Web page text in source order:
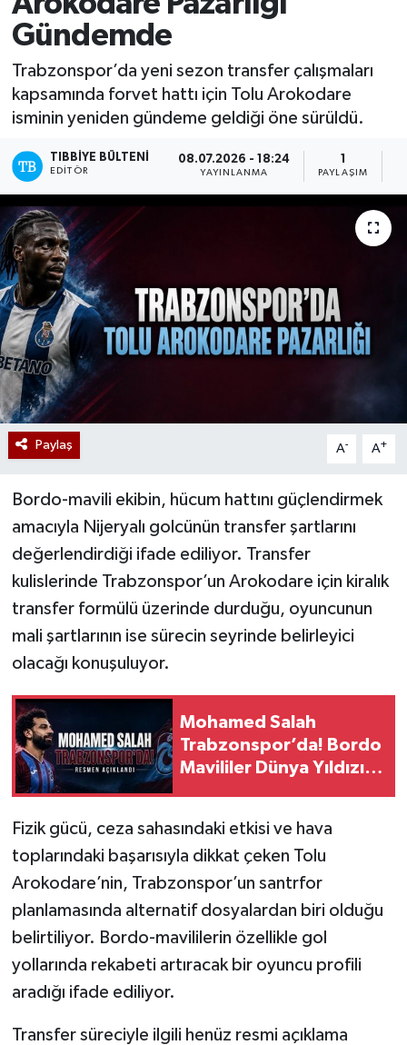
Gündemde
Trabzonspor’da yeni sezon transfer çalışmaları
kapsamında forvet hattı için Tolu Arokodare
isminin yeniden gündeme geldiği öne sürüldü.
TIBBIYE BÜLTENI
EDITÖR
08.07.2026 - 18:24
YAYINLANMA PAYLAŞIM
Paylaş A- A+
Bordo-mavili ekibin, hücum hattını güçlendirmek
amacıyla Nijeryalı golcünün transfer şartlarını
değerlendirdiği ifade ediliyor. Transfer
kulislerinde Trabzonspor’un Arokodare için kiralık
transfer formülü üzerinde durduğu, oyuncunun
mali şartlarının ise sürecin seyrinde belirleyici
olacağı konuşuluyor.
Mohamed Salah
Trabzonspor’da! Bordo
Mavililer Dünya Yıldızını
Fizik gücü, ceza sahasındaki etkisi ve hava
toplarındaki başarısıyla dikkat çeken Tolu
Arokodare’nin, Trabzonspor’un santrfor
planlamasında alternatif dosyalardan biri olduğu
belirtiliyor. Bordo-mavililerin özellikle gol
yollarında rekabeti artıracak bir oyuncu profili
aradığı ifade ediliyor.
Transfer süreciyle ilgili henüz resmi açıklama
Yazarlar